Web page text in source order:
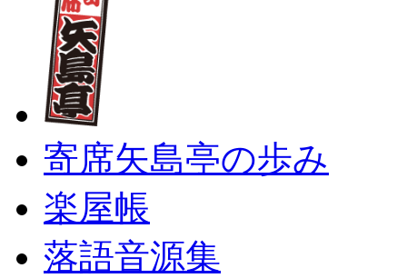
寄席矢島亭の歩み
楽屋帳
落語音源集